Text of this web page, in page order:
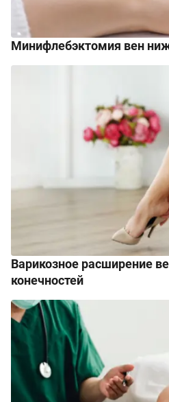
Минифлебэктомия вен
Варикозное расширение
конечностей